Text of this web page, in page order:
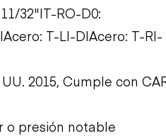
32"|T-RO-D0:
T-LI-D|Acero: T-RI-
2015, Cumple con
o presión notable